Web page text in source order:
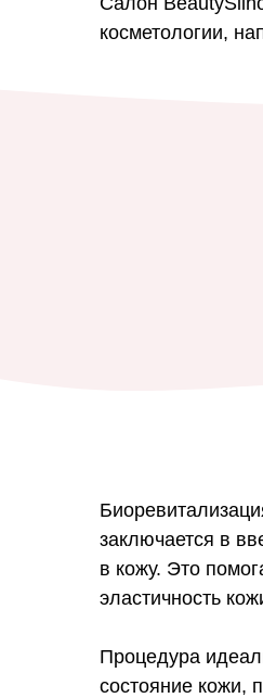
косметологии,
заключается в
в кожу. Это
эластичность
Процедура
состояние кожи,